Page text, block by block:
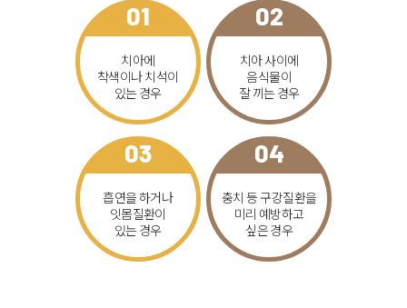
01
치아에
착색이나치석이
있는 경우
02
치아 사이에
음식물이
잘 끼는 경우
03
흡연을 하거나
잇몸질환이
있는 경우
04
충치 등 구강질환을
미리 예방하고
싶은 경우